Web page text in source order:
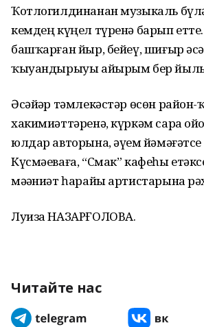
Ҡотлогилдинанан музыкаль
кемдең күңел түренә барып
башҡарған йыр, бейеү, шиғыр
ҡыуандырыуы айырым бер
Әсәйҙәр тәмлекәстәр өсөн район-
хакимиәттәренә, күркәм сара
юлдар авторына, әүҙем
Күсмәеваға, “Смак” кафеһы
мәҙәниәт һарайы артистарына
Луиза НАЗАРҒОЛОВА.
Читайте нас